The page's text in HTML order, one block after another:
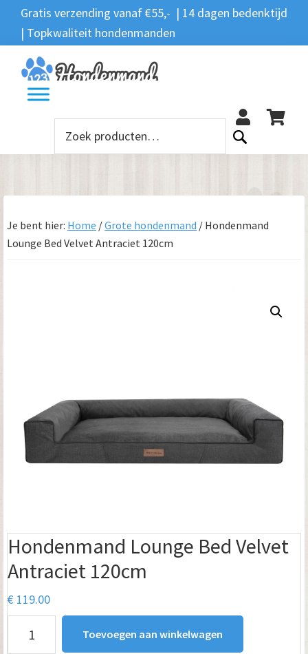
Spring
naar
de
hoofdnavigatie
Door
naar
de
hoofd
inhoud
Spring
naar
de
voettekst
Gratis verzending vanaf €55,- | 14 dagen bedenktijd
| Topkwaliteit hondenmanden
Zoeken
Zoeken
naar:
Je bent hier: Home /Grote hondenmand / Hondenmand
Lounge Bed Velvet Antraciet 120cm
Hondenmand Lounge Bed Velvet
Antraciet 120cm
€ 119.00
Lounge
Toevoegen aan winkelwagen